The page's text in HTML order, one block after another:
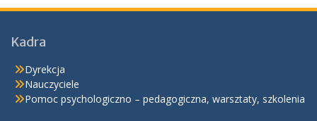
Kadra
Dyrekcja
Nauczyciele
Pomoc psychologiczno – pedagogiczna, warsztaty, szkolenia